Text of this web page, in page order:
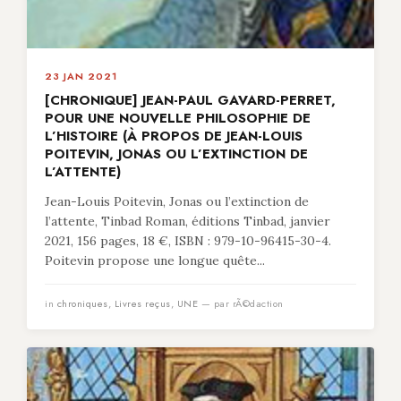
23 JAN 2021
[CHRONIQUE] JEAN-PAUL GAVARD-PERRET,
POUR UNE NOUVELLE PHILOSOPHIE DE
L’HISTOIRE (À PROPOS DE JEAN-LOUIS
POITEVIN, JONAS OU L’EXTINCTION DE
L’ATTENTE)
Jean-Louis Poitevin, Jonas ou l’extinction de
l’attente, Tinbad Roman, éditions Tinbad, janvier
2021, 156 pages, 18 €, ISBN : 979-10-96415-30-4.
Poitevin propose une longue quête...
in chroniques, Livres reçus, UNE — par rÃ©daction